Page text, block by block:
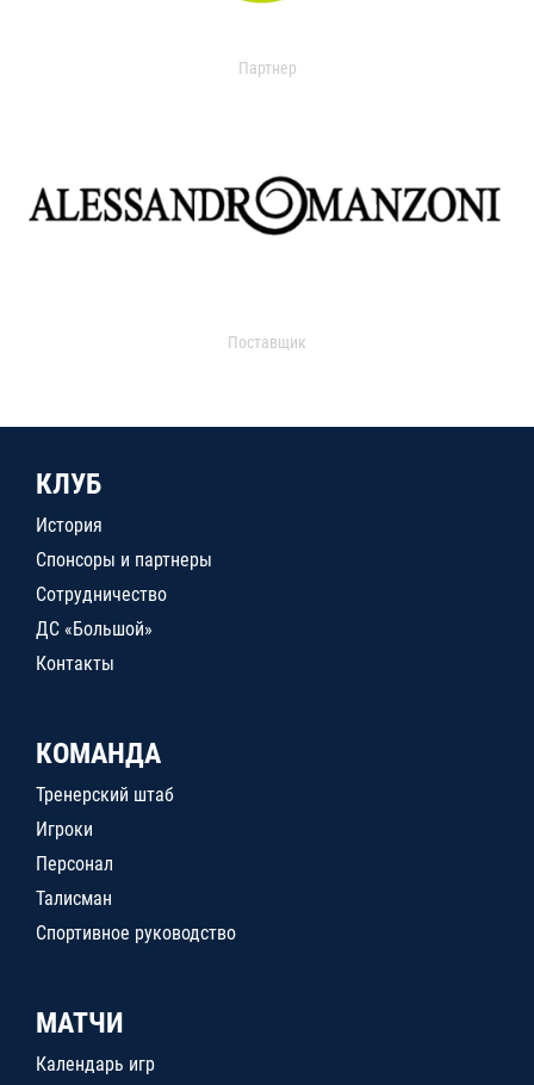
Партнер
Поставщик
КЛУБ
История
Спонсоры и партнеры
Сотрудничество
ДС «Большой»
Контакты
КОМАНДА
Тренерский штаб
Игроки
Персонал
Талисман
Спортивное руководство
МАТЧИ
Календарь игр